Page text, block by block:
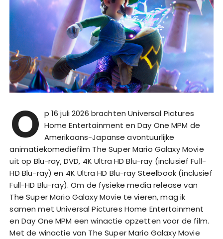
O p 16 juli 2026 brachten Universal Pictures
Home Entertainment en Day One MPM de
Amerikaans-Japanse avontuurlijke
animatiekomediefilm The Super Mario Galaxy Movie
uit op Blu-ray, DVD, 4K Ultra HD Blu-ray (inclusief Full-
HD Blu-ray) en 4K Ultra HD Blu-ray Steelbook (inclusief
Full-HD Blu-ray). Om de fysieke media release van
The Super Mario Galaxy Movie te vieren, mag ik
samen met Universal Pictures Home Entertainment
en Day One MPM een winactie opzetten voor de film.
Met de winactie van The Super Mario Galaxy Movie